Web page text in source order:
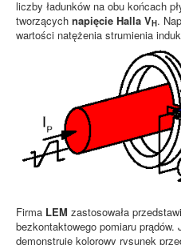
liczby ładunków na obu końcach
tworzących napięcie Halla VH.
wartości natężenia strumienia
Firma LEM zastosowała
bezkontaktowego pomiaru prądów.
demonstruje kolorowy rysunek